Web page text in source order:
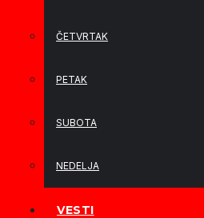
ČETVRTAK
PETAK
SUBOTA
NEDELJA
VESTI